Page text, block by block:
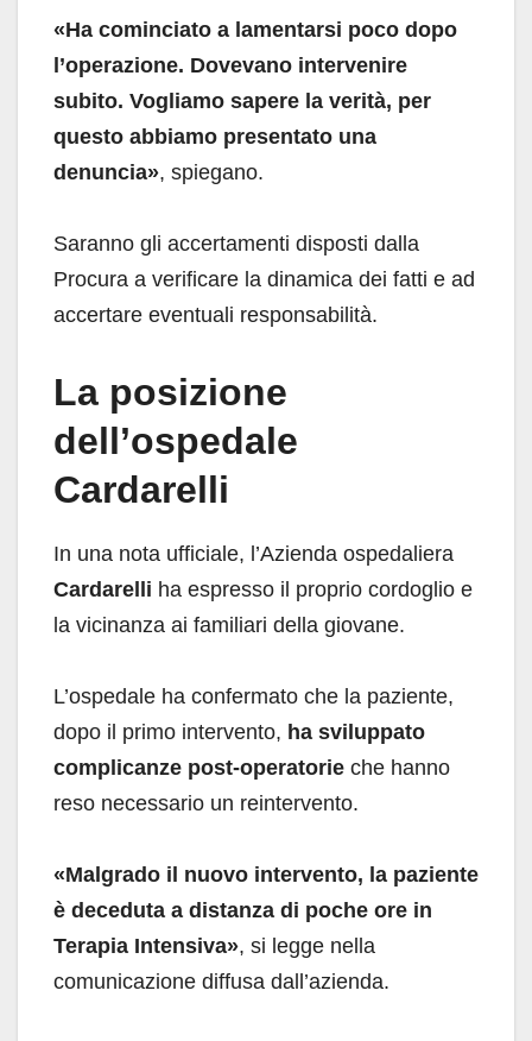
«Ha cominciato a lamentarsi poco dopo
l’operazione. Dovevano intervenire
subito. Vogliamo sapere la verità, per
questo abbiamo presentato una
denuncia», spiegano.
Saranno gli accertamenti disposti dalla
Procura a verificare la dinamica dei fatti e ad
accertare eventuali responsabilità.
La posizione
dell’ospedale
Cardarelli
In una nota ufficiale, l’Azienda ospedaliera
Cardarelli ha espresso il proprio cordoglio e
la vicinanza ai familiari della giovane.
L’ospedale ha confermato che la paziente,
dopo il primo intervento, ha sviluppato
complicanze post-operatorie che hanno
reso necessario un reintervento.
«Malgrado il nuovo intervento, la paziente
è deceduta a distanza di poche ore in
Terapia Intensiva», si legge nella
comunicazione diffusa dall’azienda.